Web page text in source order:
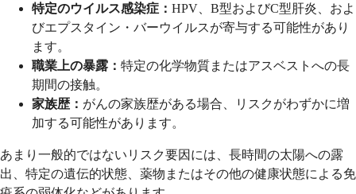
特定のウイルス感染症： HPV、B型およびC型肝炎、およ
びエプスタイン・バーウイルスが寄与する可能性があり
ます。
職業上の暴露： 特定の化学物質またはアスベストへの長
期間の接触。
家族歴： がんの家族歴がある場合、リスクがわずかに増
加する可能性があります。
あまり一般的ではないリスク要因には、長時間の太陽への露
出、特定の遺伝的状態、薬物またはその他の健康状態による免